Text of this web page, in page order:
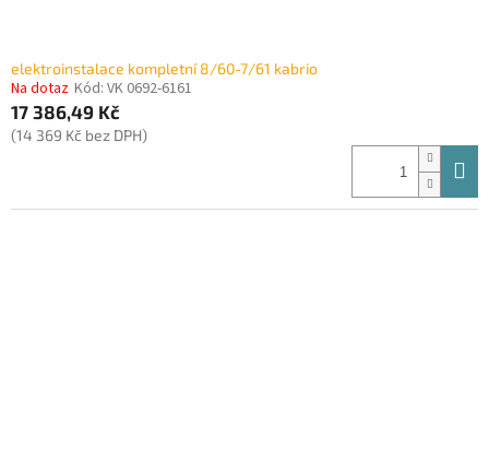
elektroinstalace kompletní 8/60-7/61 kabrio
Na dotaz Kód: VK 0692-6161
17 386,49 Kč
(14 369 Kč bez DPH)